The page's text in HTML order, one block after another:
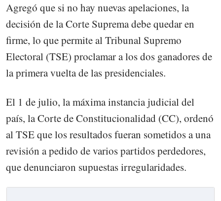
Agregó que si no hay nuevas apelaciones, la
decisión de la Corte Suprema debe quedar en
firme, lo que permite al Tribunal Supremo
Electoral (TSE) proclamar a los dos ganadores de
la primera vuelta de las presidenciales.
El 1 de julio, la máxima instancia judicial del
país, la Corte de Constitucionalidad (CC), ordenó
al TSE que los resultados fueran sometidos a una
revisión a pedido de varios partidos perdedores,
que denunciaron supuestas irregularidades.